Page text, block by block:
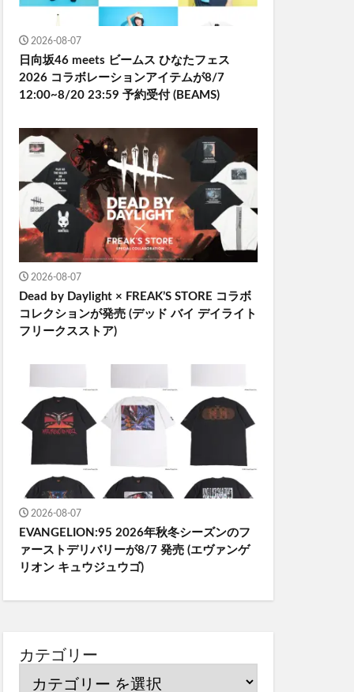
2026-08-07
日向坂46 meets ビームス ひなたフェス
2026 コラボレーションアイテムが8/7
12:00~8/20 23:59 予約受付 (BEAMS)
2026-08-07
Dead by Daylight × FREAK’S STORE コラボ
コレクションが発売 (デッド バイ デイライト
フリークスストア)
2026-08-07
EVANGELION:95 2026年秋冬シーズンのフ
ァーストデリバリーが8/7 発売 (エヴァンゲ
リオン キュウジュウゴ)
カテゴリー